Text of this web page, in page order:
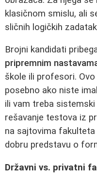
klasičnom smislu, ali
sličnih logičkih
Brojni kandidati
pripremnim
škole ili profesori.
posebno ako niste
ili vam treba
rešavanje testova iz
na sajtovima
dobru predstavu o
Državni vs. privatni